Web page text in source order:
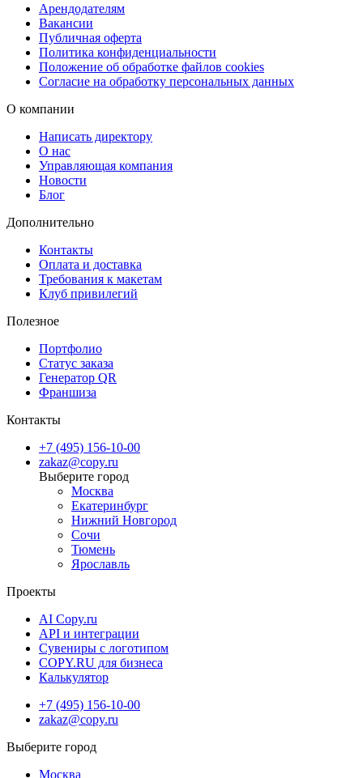
Арендодателям
Вакансии
Публичная оферта
Политика конфиденциальности
Положение об обработке файлов cookies
Согласие на обработку персональных данных
О компании
Написать директору
О нас
Управляющая компания
Новости
Блог
Дополнительно
Контакты
Оплата и доставка
Требования к макетам
Клуб привилегий
Полезное
Портфолио
Статус заказа
Генератор QR
Франшиза
Контакты
+7 (495) 156-10-00
zakaz@copy.ru
Москва
Екатеринбург
Нижний Новгород
Сочи
Тюмень
Ярославль
Проекты
AI Copy.ru
API и интеграции
Сувениры с логотипом
COPY.RU для бизнеса
Калькулятор
+7 (495) 156-10-00
zakaz@copy.ru
Москва